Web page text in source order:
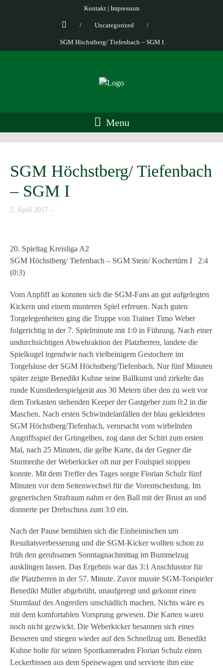
Kontakt| Impressum
/ Uncategorized /
SGM Höchstberg/ Tiefenbach – SGM I
Menu
SGM Höchstberg/ Tiefenbach
– SGM I
2. April 2017
20. Spieltag Kreisliga A2
SGM Höchstberg/ Tiefenbach – SGM Stein/ Kochertürn I 2:4
(0:3)
Vom Anpfiff an konnten sich die SGM-Fans an gut aufgelegten
Kickern und einem munteren Spiel erfreuen. Nach guten
Torgelegenheiten ging die Truppe von Trainer Timo Weber
folgerichtig in der 7. Spielminute mit 1:0 in Führung. Nach einer
undurchsichtigen Abwehraktion der Platzherren, landete die
Spielkugel irgendwie nach vielbeinigem Gestochere im
Torgehäuse der SGM Höchstberg/Tiefenbach. Nur fünf Minuten
später zeigte Benedikt Kuhne seine Ballkunst und zirkelte das
runde Kunstlederspielgerät aus 30 Metern über den zu weit vor
dem Torkasten stehenden Keeper der Gastgeber zum 0:2 in die
Maschen. Nach ersten Schwindelanfällen der blau gekleideten
SGM Höchstberg/Tiefenbach, verursacht vom wirbelnden
Angriffsspiel der Grüngelben, zog dann der Schiri zum ersten
Mal, nach 25 Minuten, die gelbe Karte, da der Gegner die
Sturmreihe der Weberkicker oft nur per Foulspiel stoppen
konnte. Mit dem Treffer des Tages sorgte Florian Schulz fünf
Minuten vor dem Seitenwechsel für die Vorentscheidung. Im
gegnerischen Strafraum nahm er den Ball mit der Brust an und
donnerte per Drehschuss zum 3:0 ein.
Nach der Pause bemühten sich die Einheimischen um
Resultatsverbesserung und die SGM-Kicker wollten schon zu
früh den geruhsamen Sonntagnachmittag im Bummelzug
ausklingen lassen. Das Ergebnis war das 3:1 Anschlusstor für
die Platzherren in der 57. Minute. Zuvor musste SGM-Torspieler
Benedikt Müller abgebrüht, unaufgeregt und gekonnt einen
Sturmlauf des Angreifers unschädlich machen. Nichts wäre es
mit dem komfortablen Vorsprung gewesen. Die Karten waren
noch nicht gezwickt. Die Weberkicker besannen sich eines
Besseren und stiegen wieder auf den Schnellzug um. Benedikt
Kuhne holte für seinen Sportkameraden Florian Schulz einen
Leckerbissen aus dem Speisewagen und servierte ihm eine